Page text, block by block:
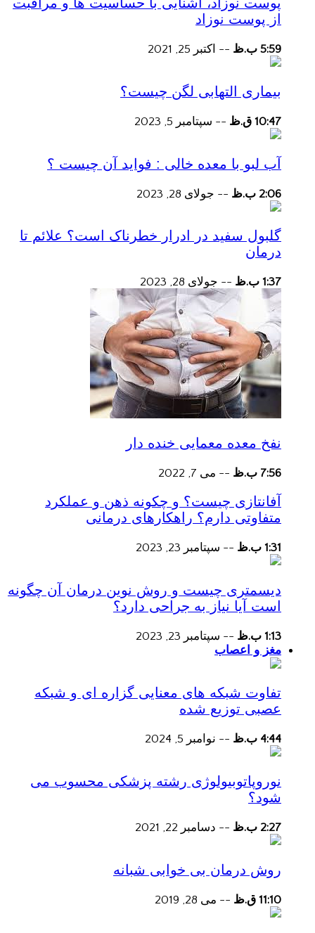
از پوست نوزاد
5:59 ب.ظ -- اکتبر 25, 2021
بیماری التهابی لگن چیست؟
10:47 ق.ظ -- سپتامبر 5, 2023
آب لبو با معده خالی : فواید آن چیست ؟
2:06 ب.ظ -- جولای 28, 2023
گلبول سفید در ادرار خطرناک است؟ علائم تا
درمان
1:37 ب.ظ -- جولای 28, 2023
نفخ معده معمایی خنده دار
7:56 ب.ظ -- می 7, 2022
آفانتازی چیست؟ و چکونه ذهن و عملکرد
متفاوتی دارم؟ راهکارهای درمانی
1:31 ب.ظ -- سپتامبر 23, 2023
دیسمتری چیست و روش نوین درمان آن چگونه
است آیا نیاز به جراحی دارد؟
1:13 ب.ظ -- سپتامبر 23, 2023
مغز و اعصاب
تفاوت شبکه های معنایی گزاره ای و شبکه
عصبی توزیع شده
4:44 ب.ظ -- نوامبر 5, 2024
نوروپاتوبیولوژی رشته پزشکی محسوب می
شود؟
2:27 ب.ظ -- دسامبر 22, 2021
روش درمان بی خوابی شبانه
11:10 ق.ظ -- می 28, 2019